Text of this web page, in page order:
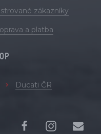
zákazníky
a platba
Ducati ČR